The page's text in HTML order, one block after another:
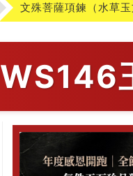
文殊菩薩項鍊（水草
WS146